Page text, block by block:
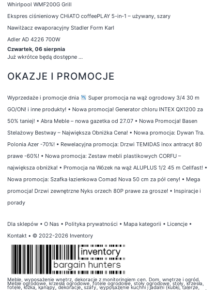
Whirlpool WMF200G Grill
Ekspres ciśnieniowy CHiATO coffeePLAY 5-in-1 – używany, szary
Nawilżacz ewaporacyjny Stadler Form Karl
Adler AD 4226 700W
Czwartek, 06 sierpnia
Już wkrótce będą dostępne ...
OKAZJE I PROMOCJE
Wyprzedaże i promocje dnia
Super promocja na wąż ogrodowy 3/4 30 m
GO/ON! i inne produkty! • Nowa promocja! Generator chloru INTEX QX1200 za
50% taniej! • Abra Meble – nowa gazetka od 27.07 • Nowa Promocja! Basen
Stelażowy Bestway – Największa Obniżka Cena! • Nowa promocja: Dywan Tra.
Polonia Azer -70%! • Rewelacyjna promocja: Drzwi TEMIDAS inox antracyt 80
prawe -60%! • Nowa promocja: Zestaw mebli plastikowych CORFU –
największa obniżka! • Promocja na Wózek na wąż ALUPLUS 1/2 45 m Cellfast! •
Nowa promocja: Szafka łazienkowa Comad Nova 50 cm za pół ceny! • Mega
promocja! Drzwi zewnętrzne Nyks orzech 80P prawe za grosze! • Inspiracje i
porady
Dla sklepów • O Nas • Polityka prywatności • Mapa kategorii • Licencje •
Kontakt • © 2022-2026 Inventory
Meble, wyposażenie wnętrz, dekoracje z monitoringiem cen. Dom, wnętrze i ogród.
Meble ogrodowe, krzesła ogrodowe, fotele ogrodowe, stoły ogrodowe, stoły, krzesła,
fotele, łóżka, kanapy, dekoracje, szafy, wyposażenie kuchni i jadalni (kubki, talerze,